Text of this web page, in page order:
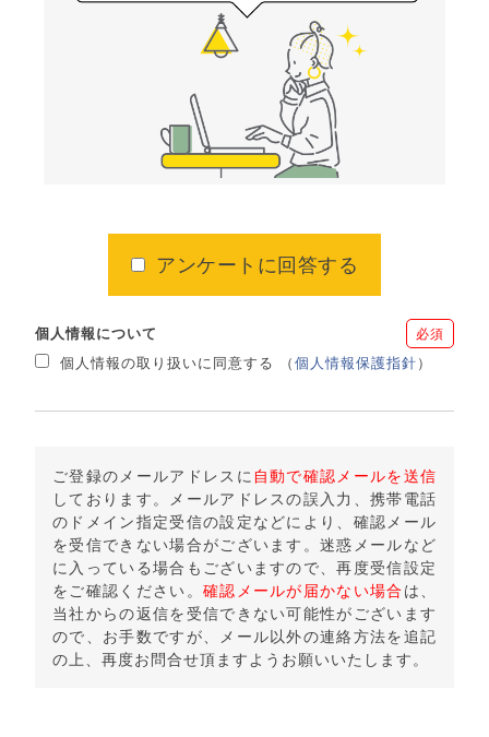
アンケートに回答する
個人情報について 必須
個人情報の取り扱いに同意する （個人情報保護指針）
ご登録のメールアドレスに 自動で確認メールを送信
しております。メールアドレスの誤入力、携帯電話
のドメイン指定受信の設定などにより、確認メール
を受信できない場合がございます。迷惑メールなど
に入っている場合もございますので、再度受信設定
をご確認ください。 確認メールが届かない場合 は、
当社からの返信を受信できない可能性がございます
ので、お手数ですが、メール以外の連絡方法を追記
の上、再度お問合せ頂ますようお願いいたします。